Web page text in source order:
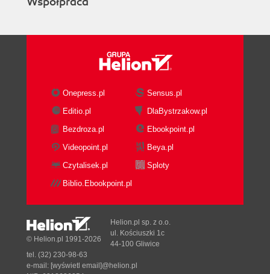
Onepress.pl
Sensus.pl
Editio.pl
DlaBystrzakow.pl
Bezdroza.pl
Ebookpoint.pl
Videopoint.pl
Beya.pl
Czytalisek.pl
Sploty
Biblio.Ebookpoint.pl
© Helion.pl 1991-2026
Helion.pl sp. z o.o.
ul. Kościuszki 1c
44-100 Gliwice
tel. (32) 230-98-63
e-mail: [wyświetl email]@helion.pl